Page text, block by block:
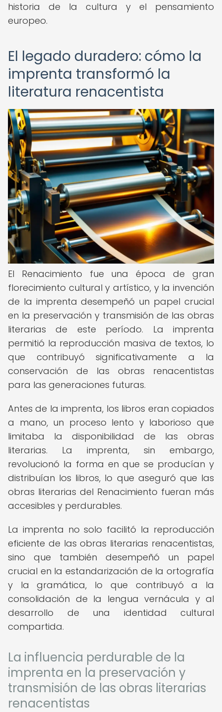
historia de la cultura y el pensamiento
europeo.
El legado duradero: cómo la
imprenta transformó la
literatura renacentista
El Renacimiento fue una época de gran
florecimiento cultural y artístico, y la invención
de la imprenta desempeñó un papel crucial
en la preservación y transmisión de las obras
literarias de este período. La imprenta
permitió la reproducción masiva de textos, lo
que contribuyó significativamente a la
conservación de las obras renacentistas
para las generaciones futuras.
Antes de la imprenta, los libros eran copiados
a mano, un proceso lento y laborioso que
limitaba la disponibilidad de las obras
literarias. La imprenta, sin embargo,
revolucionó la forma en que se producían y
distribuían los libros, lo que aseguró que las
obras literarias del Renacimiento fueran más
accesibles y perdurables.
La imprenta no solo facilitó la reproducción
eficiente de las obras literarias renacentistas,
sino que también desempeñó un papel
crucial en la estandarización de la ortografía
y la gramática, lo que contribuyó a la
consolidación de la lengua vernácula y al
desarrollo de una identidad cultural
compartida.
La influencia perdurable de la
imprenta en la preservación y
transmisión de las obras literarias
renacentistas